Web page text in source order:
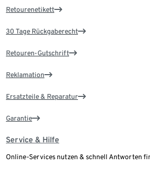
Retourenetikett
30 Tage Rückgaberecht
Retouren-Gutschrift
Reklamation
Ersatzteile & Reparatur
Garantie
Service & Hilfe
Online-Services nutzen & schnell Antworten